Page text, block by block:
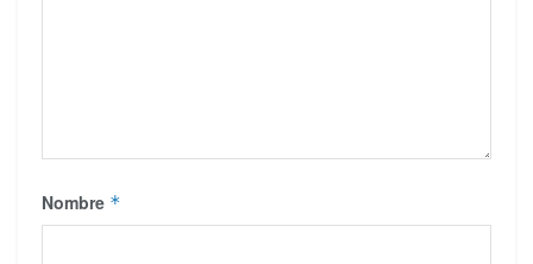
Nombre *